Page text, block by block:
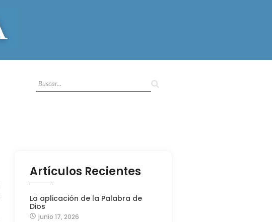
Artículos Recientes
La aplicación de la Palabra de
Dios
junio 17, 2026